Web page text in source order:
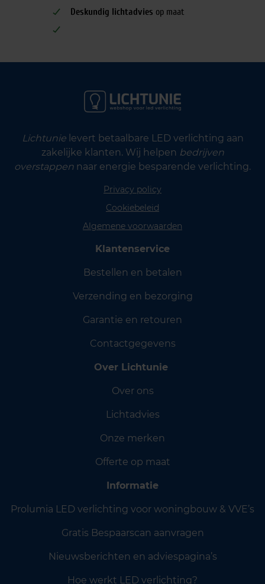
Deskundig lichtadvies op maat
Lichtunielevert betaalbare LED verlichting aan
zakelijke klanten. Wij helpen bedrijven
overstappen naar energie besparende verlichting.
Privacy policy
Cookiebeleid
Algemene voorwaarden
Klantenservice
Bestellen en betalen
Verzending en bezorging
Garantie en retouren
Contactgegevens
Over Lichtunie
Over ons
Lichtadvies
Onze merken
Offerte op maat
Informatie
Prolumia LED verlichting voor woningbouw & VVE’s
Gratis Bespaarscan aanvragen
Nieuwsberichten en adviespagina’s
Hoe werkt LED verlichting?